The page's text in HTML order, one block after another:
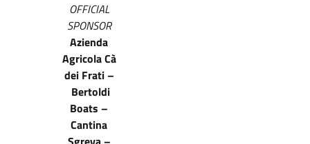
OFFICIAL
SPONSOR
Azienda
Agricola Cà
dei Frati –
Bertoldi
Boats –
Cantina